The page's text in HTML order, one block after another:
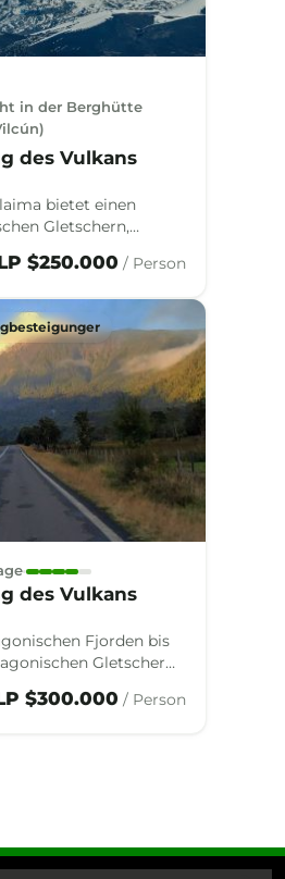
in der Berghütte
des Vulkans
bietet einen
Gletschern,
und offenbart
Anden ausmacht.
$250.000 / Person
des Vulkans
Fjorden bis
Gletscher
immergrüne Wälder
$300.000 / Person